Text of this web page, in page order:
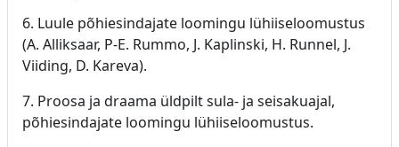
6. Luule põhiesindajate loomingu lühiiseloomustus
(A. Alliksaar, P-E. Rummo, J. Kaplinski, H. Runnel, J.
Viiding, D. Kareva).
7. Proosa ja draama üldpilt sula- ja seisakuajal,
põhiesindajate loomingu lühiiseloomustus.